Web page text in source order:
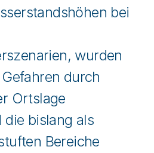
bei
wurden
durch
Ortslage
bislang als
Bereiche